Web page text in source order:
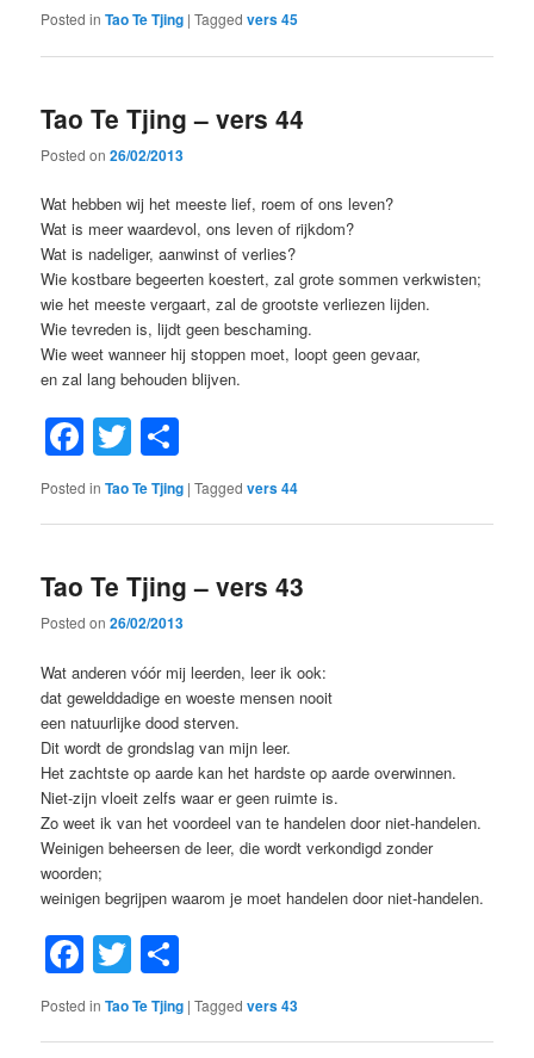
Posted in Tao Te Tjing |Tagged vers 45
Tao Te Tjing – vers 44
Posted on26/02/2013
Wat hebben wij het meeste lief, roem of ons leven?
Wat is meer waardevol, ons leven of rijkdom?
Wat is nadeliger, aanwinst of verlies?
Wie kostbare begeerten koestert, zal grote sommen verkwisten;
wie het meeste vergaart, zal de grootste verliezen lijden.
Wie tevreden is, lijdt geen beschaming.
Wie weet wanneer hij stoppen moet, loopt geen gevaar,
en zal lang behouden blijven.
Facebook
Twitter
Posted in Tao Te Tjing |Tagged vers 44
Tao Te Tjing – vers 43
Posted on26/02/2013
Wat anderen vóór mij leerden, leer ik ook:
dat gewelddadige en woeste mensen nooit
een natuurlijke dood sterven.
Dit wordt de grondslag van mijn leer.
Het zachtste op aarde kan het hardste op aarde overwinnen.
Niet-zijn vloeit zelfs waar er geen ruimte is.
Zo weet ik van het voordeel van te handelen door niet-handelen.
Weinigen beheersen de leer, die wordt verkondigd zonder
woorden;
weinigen begrijpen waarom je moet handelen door niet-handelen.
Facebook
Twitter
Posted in Tao Te Tjing |Tagged vers 43